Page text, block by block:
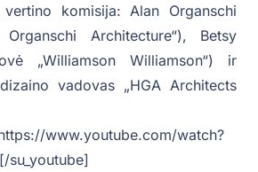
komisija: Alan Organschi
Architecture“), Betsy
„Williamson Williamson“) ir
vadovas „HGA Architects
www.youtube.com/watch?
su_youtube]